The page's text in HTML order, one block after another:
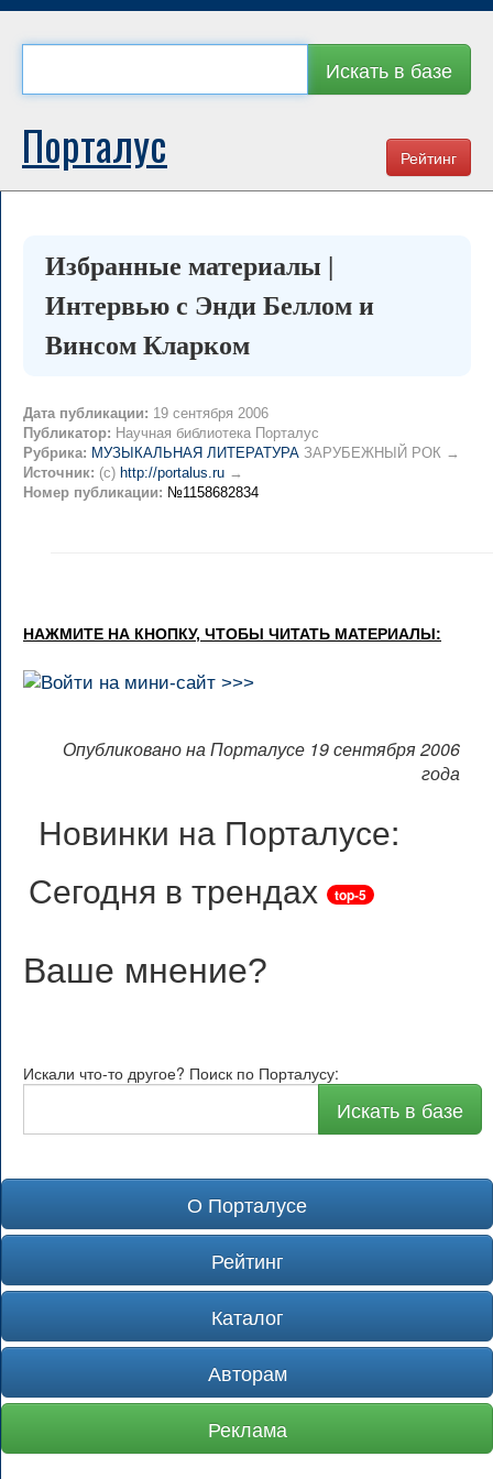
Искать в базе
Рейтинг
Порталус
Избранные материалы |
Интервью с Энди Беллом и
Винсом Кларком
Дата публикации: 19 сентября 2006
Публикатор: Научная библиотека Порталус
Рубрика: МУЗЫКАЛЬНАЯ ЛИТЕРАТУРА ЗАРУБЕЖНЫЙ РОК →
Источник: (c) http://portalus.ru →
Номер публикации: №1158682834
НАЖМИТЕ НА КНОПКУ, ЧТОБЫ ЧИТАТЬ МАТЕРИАЛЫ:
Опубликовано на Порталусе 19 сентября 2006
года
Новинки на Порталусе:
Сегодня в трендах
top-5
Ваше мнение?
Искали что-то другое? Поиск по Порталусу:
Искать в базе
О Порталусе
Рейтинг
Каталог
Авторам
Реклама